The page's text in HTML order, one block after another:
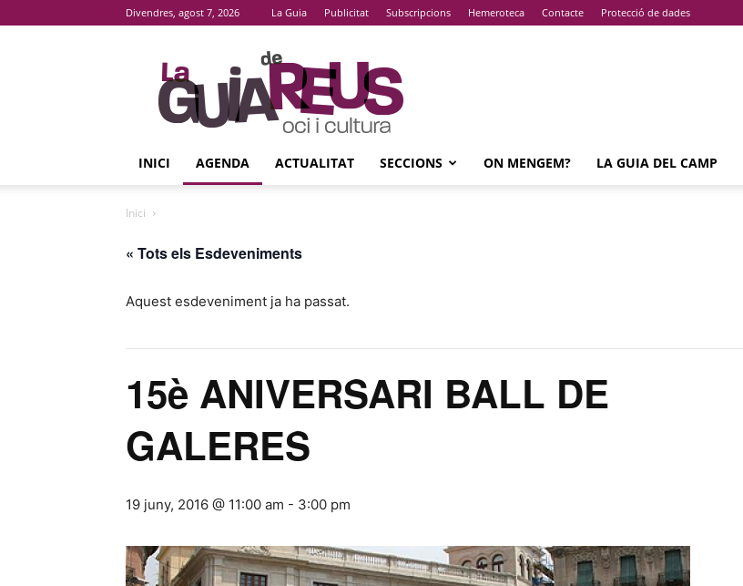
Divendres, agost 7, 2026 La Guia Publicitat Subscripcions Hemeroteca Contacte Protecció de dades
La
Guia
De
Reus
INICI AGENDA ACTUALITAT SECCIONS ON MENGEM? LA GUIA DEL CAMP
Inici
« Tots els Esdeveniments
Aquest esdeveniment ja ha passat.
15è ANIVERSARI BALL DE
GALERES
19 juny, 2016 @ 11:00 am - 3:00 pm